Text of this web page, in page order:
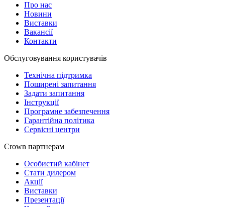
Про нас
Новини
Виставки
Вакансії
Контакти
Обслуговування користувачів
Технічна підтримка
Поширені запитання
Задати запитання
Інструкції
Програмне забезпечення
Гарантійна політика
Сервісні центри
Crown партнерам
Особистий кабінет
Стати дилером
Акції
Виставки
Презентації